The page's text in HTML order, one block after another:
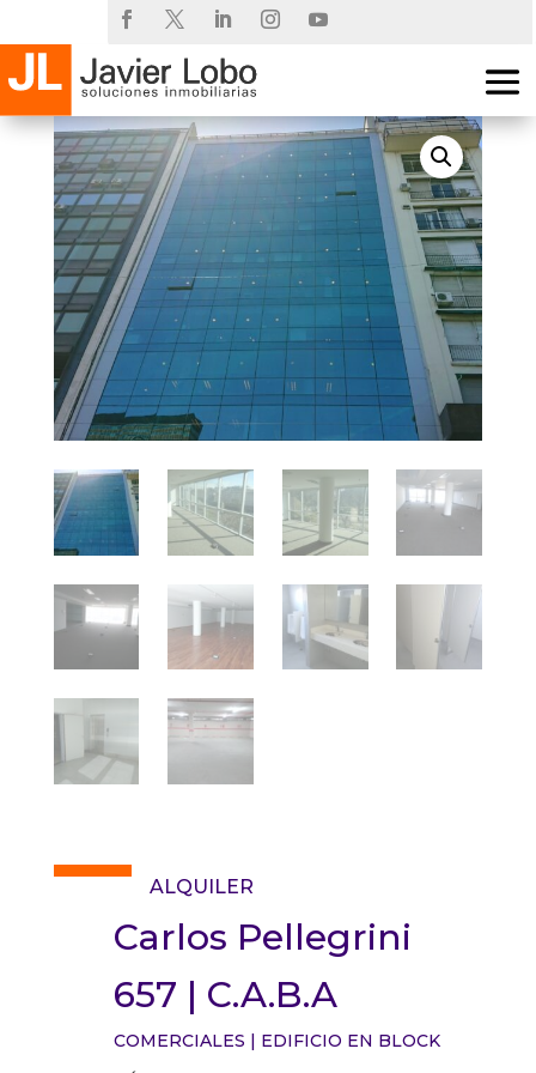
ALQUILER
Carlos Pellegrini
657 | C.A.B.A
COMERCIALES | EDIFICIO EN BLOCK